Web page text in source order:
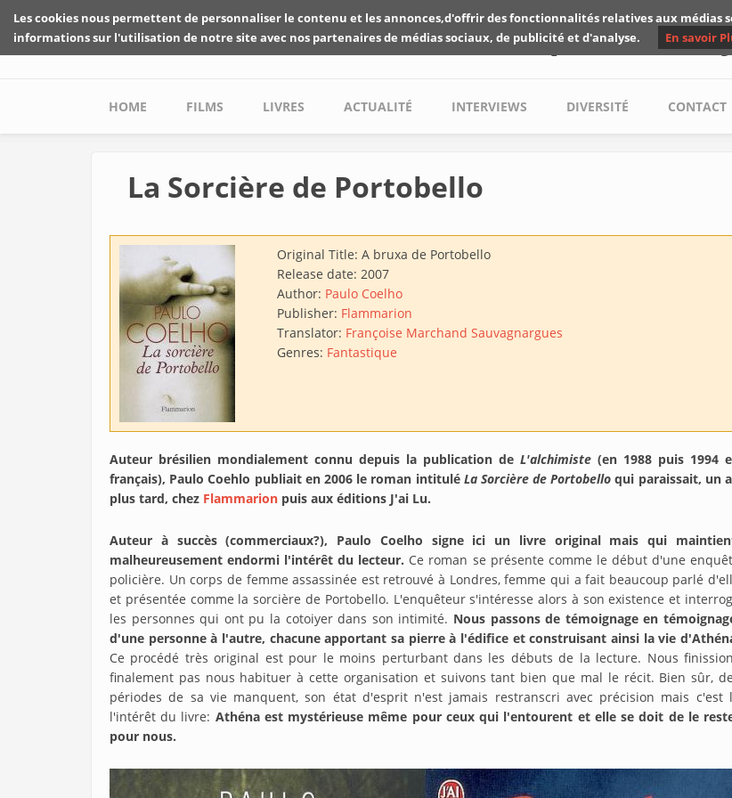
Skip to main content
Les critiques de
Main menu
HOME FILMS LIVRES ACTUALITÉ INTERVIEWS DIVERSITÉ CONTACT
La Sorcière de Portobello
Original Title: A bruxa de Portobello
Release date: 2007
Author: Paulo Coelho
Publisher: Flammarion
Translator: Françoise Marchand Sauvagnargues
Genres: Fantastique
Auteur brésilien mondialement connu depuis la publication de L'alchimiste (en 1988 puis 1994
français), Paulo Coehlo publiait en 2006 le roman intitulé La Sorcière de Portobello qui paraissait, un
plus tard, chez Flammarion puis aux éditions J'ai Lu.
Auteur à succès (commerciaux?), Paulo Coelho signe ici un livre original mais qui
malheureusement endormi l'intérêt du lecteur. Ce roman se présente comme le début d'une
policière. Un corps de femme assassinée est retrouvé à Londres, femme qui a fait beaucoup parlé
et présentée comme la sorcière de Portobello. L'enquêteur s'intéresse alors à son existence et
les personnes qui ont pu la cotoiyer dans son intimité. Nous passons de témoignage en
d'une personne à l'autre, chacune apportant sa pierre à l'édifice et construisant ainsi la vie
Ce procédé très original est pour le moins perturbant dans les débuts de la lecture. Nous
finalement pas nous habituer à cette organisation et suivons tant bien que mal le récit. Bien sûr,
périodes de sa vie manquent, son état d'esprit n'est jamais restranscri avec précision mais c'est
l'intérêt du livre: Athéna est mystérieuse même pour ceux qui l'entourent et elle se doit de le
pour nous.
Les cookies nous permettent de personnaliser le contenu et les annonces,d'offrir des fonctionnalités relatives aux
informations sur l'utilisation de notre site avec nos partenaires de médias sociaux, de publicité et d'analyse.
En savoir